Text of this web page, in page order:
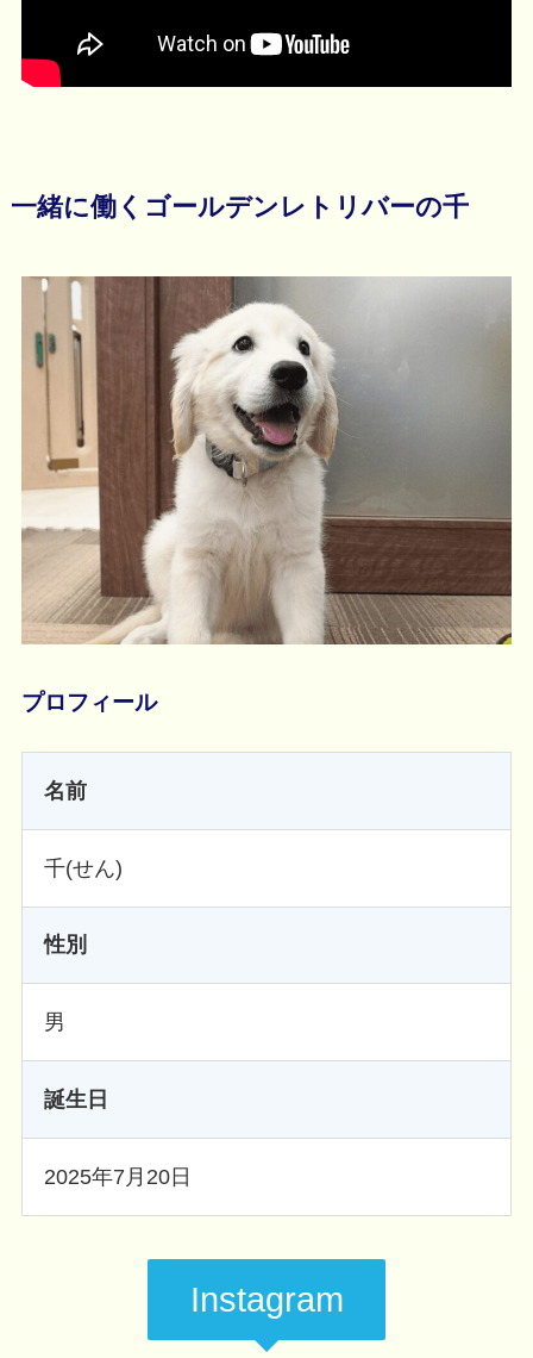
一緒に働くゴールデンレトリバーの千
プロフィール
名前
千(せん)
性別
男
誕生日
2025年7月20日
Instagram